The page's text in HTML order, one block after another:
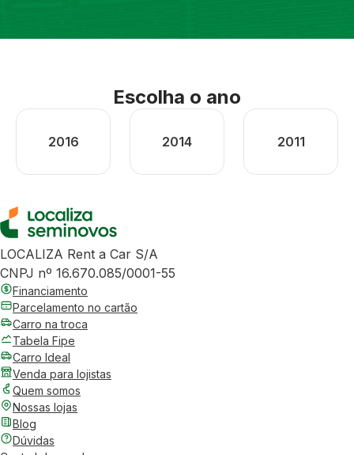
Escolha o ano
2016 2014 2011
LOCALIZA Rent a Car S/A
CNPJ nº 16.670.085/0001-55
Financiamento
Parcelamento no cartão
Carro na troca
Tabela Fipe
Carro Ideal
Venda para lojistas
Quem somos
Nossas lojas
Blog
Dúvidas